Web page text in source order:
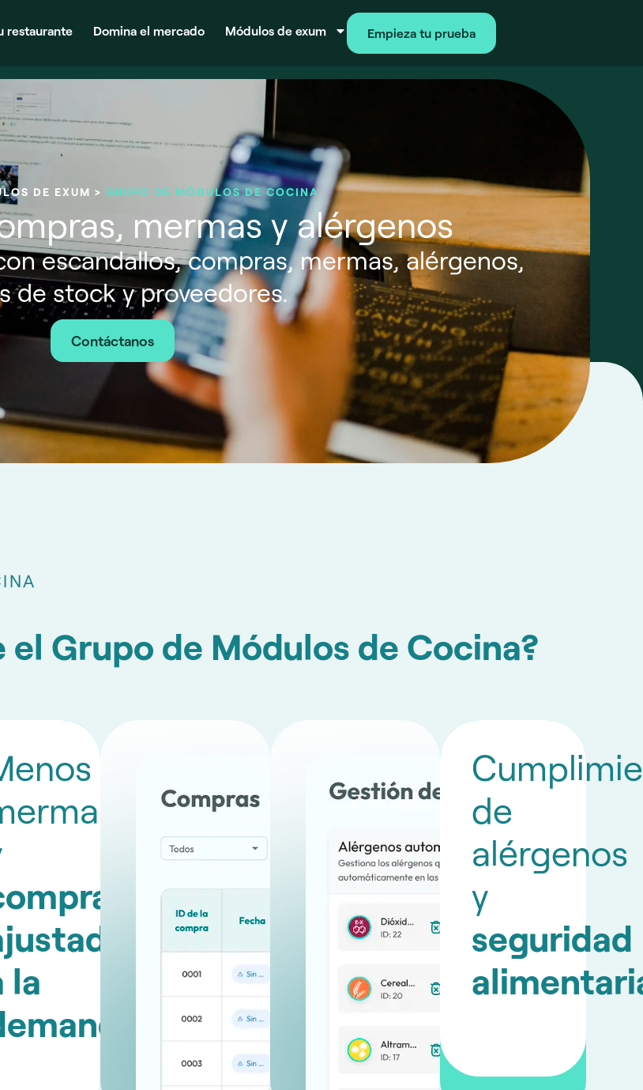
restaurante Domina el mercado Módulos de exum Empieza tu prueba
DE EXUM > GRUPO DE MÓDULOS DE COCINA
mermas y alérgenos
escandallos, compras, mermas, alérgenos,
de stock y proveedores.
Contáctanos
Grupo de Módulos de Cocina?
la
de
alérgenos
y
seguridad